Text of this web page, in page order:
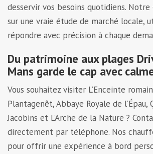
desservir vos besoins quotidiens.
sur une vraie étude de marché locale,
répondre avec précision à chaque
Du patrimoine aux plages
Mans garde le cap avec
Vous souhaitez visiter L’Enceinte
Plantagenêt, Abbaye Royale de l’Épau,
Jacobins et L’Arche de la Nature ?
directement par téléphone. Nos
pour offrir une expérience à bord